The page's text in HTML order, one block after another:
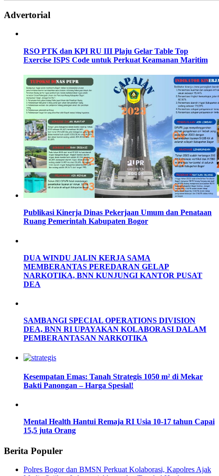
Advertorial
RSO PTK dan KPI RU III Plaju Gelar Table Top
Exercise ISPS Code untuk Perkuat Keamanan Maritim
Publikasi Kinerja Dinas Pekerjaan Umum dan Penataan
Ruang Pemerintah Kabupaten Bogor
DUA WINDU JALIN KERJA SAMA
MEMBERANTAS PEREDARAN GELAP
NARKOTIKA, BNN KUNJUNGI KANTOR PUSAT
DEA
SAMBANGI SPECIAL OPERATIONS DIVISION
DEA, BNN RI UPAYAKAN KOLABORASI DALAM
PEMBERANTASAN NARKOTIKA
Kesempatan Emas: Tanah Strategis 1050 m² di Mekar
Bakti Panongan – Harga Spesial!
Mental Health Hantui Remaja RI Usia 10-17 tahun Capai
15,5 juta Orang
Berita Populer
Polres Bogor dan BMSN Perkuat Kolaborasi, Kapolres Ajak